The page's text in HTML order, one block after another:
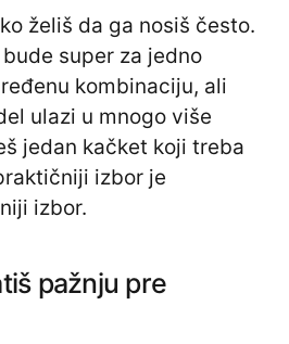
želiš da ga nosiš često.
super za jedno
kombinaciju, ali
ulazi u mnogo više
jedan kačket koji treba
izbor je
izbor.
pažnju pre